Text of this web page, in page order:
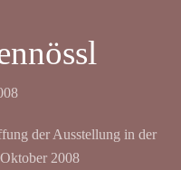
der Ausstellung in der
2008